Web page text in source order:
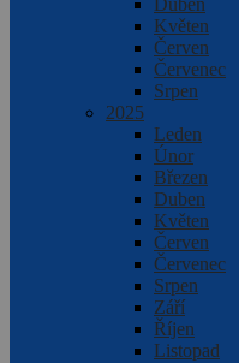
Duben
Květen
Červen
Červenec
Srpen
2025
Leden
Únor
Březen
Duben
Květen
Červen
Červenec
Srpen
Září
Říjen
Listopad